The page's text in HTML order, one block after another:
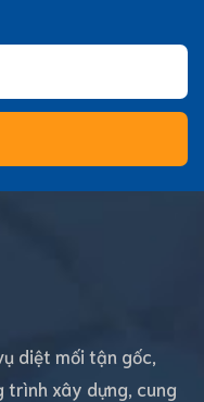
diệt mối tận gốc,
trình xây dựng, cung